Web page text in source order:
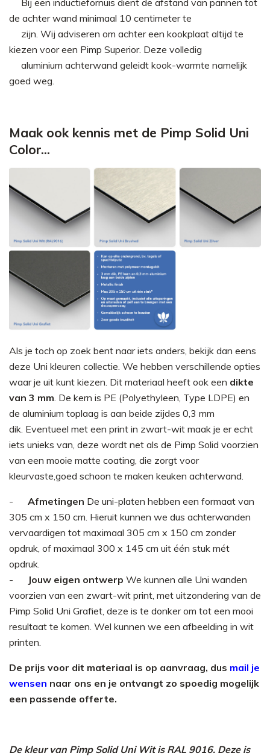
de achter wand minimaal 10 centimeter te
zijn. Wij adviseren om achter een kookplaat altijd te
kiezen voor een Pimp Superior. Deze volledig
aluminium achterwand geleidt kook-warmte namelijk
goed weg.
Maak ook kennis met de Pimp Solid Uni
Color...
Als je toch op zoek bent naar iets anders, bekijk dan eens
deze Uni kleuren collectie. We hebben verschillende opties
waar je uit kunt kiezen. Dit materiaal heeft ook een dikte
van 3 mm . De kern is PE (Polyethyleen, Type LDPE) en
de aluminium toplaag is aan beide zijdes 0,3 mm
dik. Eventueel met een print in zwart-wit maak je er echt
iets unieks van, deze wordt net als de Pimp Solid voorzien
van een mooie matte coating, die zorgt voor
kleurvaste,goed schoon te maken keuken achterwand.
Afmetingen De uni-platen hebben een formaat van
305 cm x 150 cm. Hieruit kunnen we dus achterwanden
vervaardigen tot maximaal 305 cm x 150 cm zonder
opdruk, of maximaal 300 x 145 cm uit één stuk mét
opdruk.
Jouw eigen ontwerp We kunnen alle Uni wanden
voorzien van een zwart-wit print, met uitzondering van de
Pimp Solid Uni Grafiet, deze is te donker om tot een mooi
resultaat te komen. Wel kunnen we een afbeelding in wit
printen.
De prijs voor dit materiaal is op aanvraag, dus mail je
wensen naar ons en je ontvangt zo spoedig mogelijk
een passende offerte.
De kleur van Pimp Solid Uni Wit is RAL 9016. Deze is